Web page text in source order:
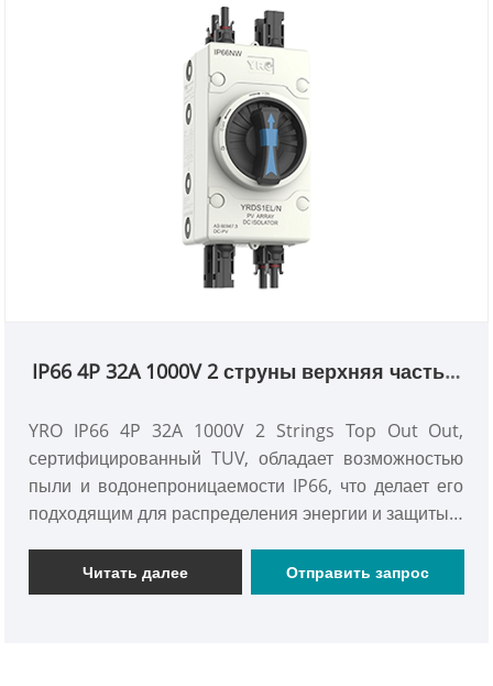
IP66 4P 32A 1000V 2 струны верхняя часть в
YRO IP66 4P 32A 1000V 2 Strings Top Out Out,
сертифицированный TUV, обладает возможностью
пыли и водонепроницаемости IP66, что делает его
подходящим для распределения энергии и защиты в
32А и номинальным напряжением до 1000 В, он
может соответствовать требованиям переноски
Читать далее Отправить запрос